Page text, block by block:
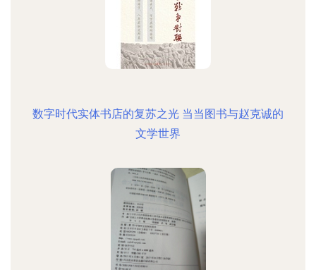
数字时代实体书店的复苏之光 当当图书与赵克诚的
文学世界